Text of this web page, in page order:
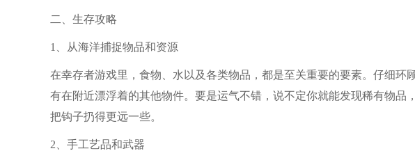
二、生存攻略
1、从海洋捕捉物品和资源
在幸存者游戏里，食物、水以及各类物品，都是至关重要的要素。仔细环
有在附近漂浮着的其他物件。要是运气不错，说不定你就能发现稀有物品
把钩子扔得更远一些。
2、手工艺品和武器